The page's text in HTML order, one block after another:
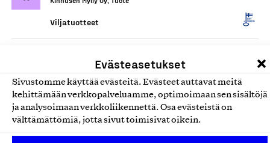
Evästeasetukset
Sivustomme käyttää evästeitä. Evästeet auttavat meitä
kehittämään verkkopalveluamme, optimoimaan sen sisältöjä
ja analysoimaan verkkoliikennettä. Osa evästeistä on
välttämättömiä, jotta sivut toimisivat oikein.
Viljatuotteet
Gluteenittomat jauhot,
apuaineet sekä tärkkelykset
Fazer Finland Oy, Tuote
Viljatuotteet